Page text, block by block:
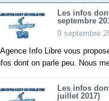
Les infos
septembre
9 septembre
Info Libre vous
dont on parle peu. Nous
Les infos
juillet 2017)